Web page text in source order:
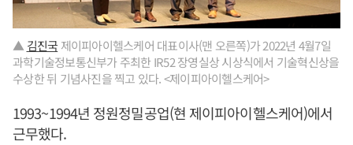
▲김진국 제이피아이헬스케어 대표이사(맨 오른쪽)가 2022년 4월7일
과학기술정보통신부가 주최한 IR52 장영실상 시상식에서 기술혁신상을
수상한 뒤 기념사진을 찍고 있다. <제이피아이헬스케어>
1993~1994년 정원정밀공업(현 제이피아이헬스케어)에서
근무했다.